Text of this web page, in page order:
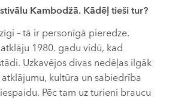
Kambodžā. Kādēļ tieši tur?
– tā ir personīgā pieredze.
1980. gadu vidū, kad
Uzkavējos divas nedēļas ilgāk
kultūra un sabiedrība
Pēc tam uz turieni braucu